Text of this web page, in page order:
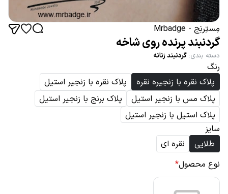
مِستِربَج - Mrbadge
گردنبند پرنده روی شاخه
دسته بندی: گردنبند زنانه
رنگ
پلاک نقره با زنجیره نقره
پلاک نقره با زنجیر استیل
پلاک مس با زنجیر استیل
پلاک برنج با زنجیر استیل
پلاک استیل با زنجیر استیل
سایز
طلایی
نقره ای
نوع محصول*